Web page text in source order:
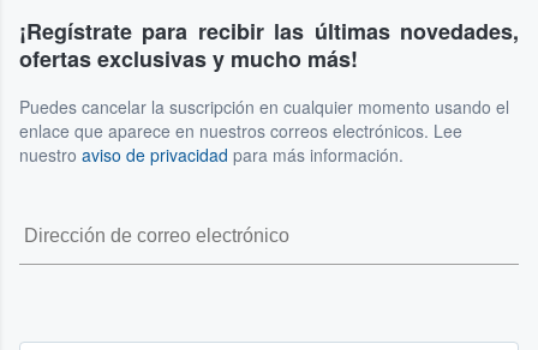
¡Regístrate para recibir las últimas novedades,
ofertas exclusivas y mucho más!
Puedes cancelar la suscripción en cualquier momento usando el
enlace que aparece en nuestros correos electrónicos. Lee
nuestro aviso de privacidad para más información.